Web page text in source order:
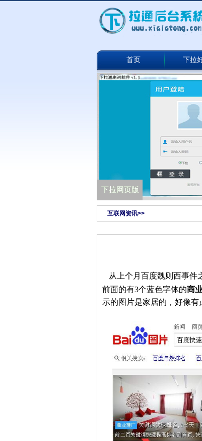
首页 下拉
下拉通网络版
下拉网页版
互联网资讯>>
从上个月百度魏则西事件
前面的有3个蓝色字体的商
示的图片是家居的，好像有